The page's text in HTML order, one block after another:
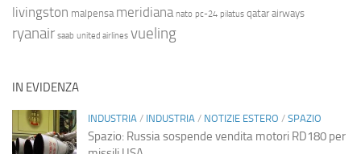
livingston malpensa meridiana nato pc-24 pilatus qatar airways
ryanair saab united airlines vueling
IN EVIDENZA
INDUSTRIA / INDUSTRIA / NOTIZIE ESTERO / SPAZIO
Spazio: Russia sospende vendita motori RD180 per